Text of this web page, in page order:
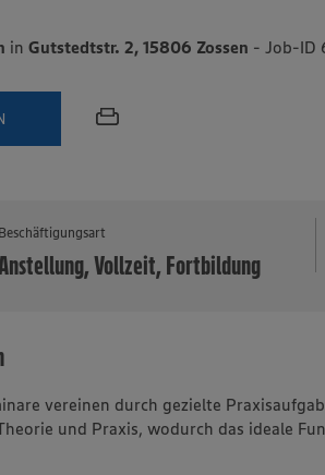
inGutstedtstr. 2, 15806 Zossen - Job-ID
Beschäftigungsart
Vollzeit, Fortbildung
vereinen durch gezielte
und Praxis, wodurch das ideale